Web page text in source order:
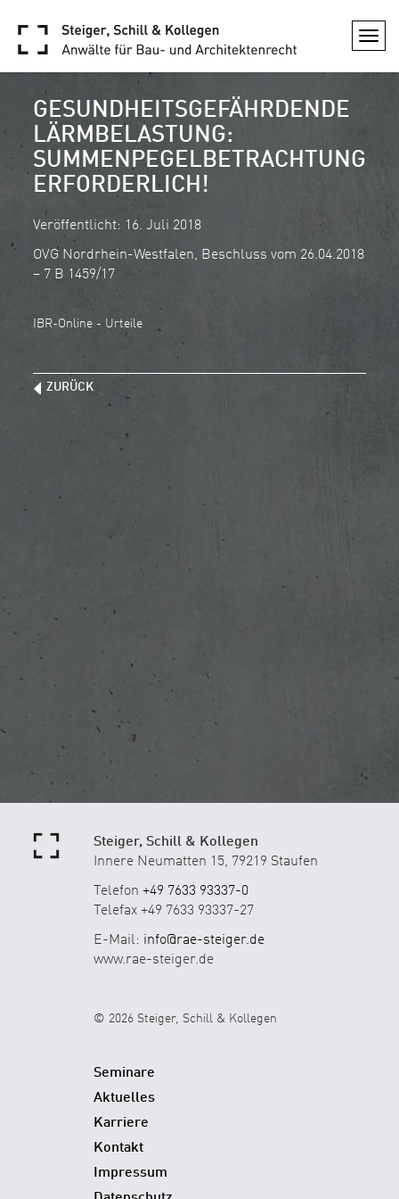
GESUNDHEITSGEFÄHRDENDE
LÄRMBELASTUNG:
SUMMENPEGELBETRACHTUNG
ERFORDERLICH!
Veröffentlicht: 16. Juli 2018
OVG Nordrhein-Westfalen, Beschluss vom 26.04.2018
– 7 B 1459/17
IBR-Online - Urteile
ZURÜCK
Steiger, Schill & Kollegen
Innere Neumatten 15, 79219 Staufen
Telefon +49 7633 93337-0
Telefax +49 7633 93337-27
E-Mail: info@rae-steiger.de
www.rae-steiger.de
© 2026 Steiger, Schill & Kollegen
Seminare
Aktuelles
Karriere
Kontakt
Impressum